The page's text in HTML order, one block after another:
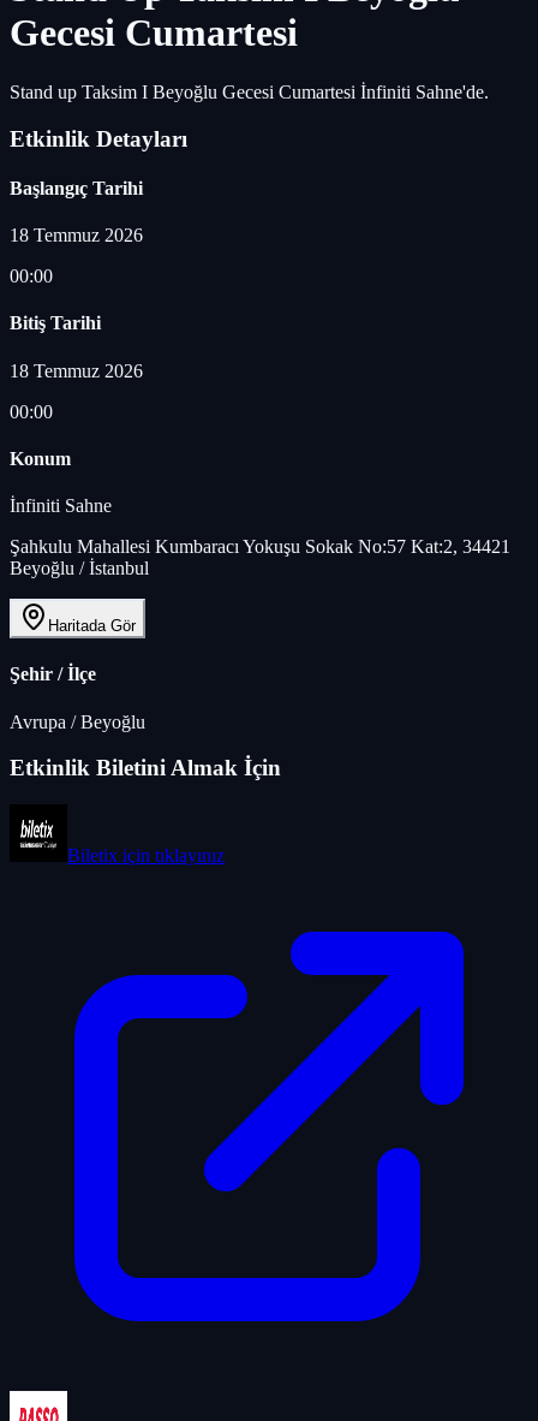
Gecesi Cumartesi
Stand up Taksim I Beyoğlu Gecesi Cumartesi İnfiniti Sahne'de.
Etkinlik Detayları
Başlangıç Tarihi
18 Temmuz 2026
00:00
Bitiş Tarihi
18 Temmuz 2026
00:00
Konum
İnfiniti Sahne
Şahkulu Mahallesi Kumbaracı Yokuşu Sokak No:57 Kat:2, 34421
Beyoğlu / İstanbul
Haritada Gör
Şehir / İlçe
Avrupa /Beyoğlu
Etkinlik Biletini Almak İçin
Biletix için tıklayınız